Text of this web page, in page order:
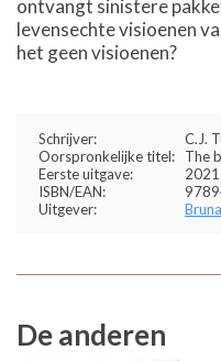
ontvangt sinistere
levensechte visioenen
het geen visioenen?
Schrijver:
C.J.
Oorspronkelijke titel:
The
Eerste uitgave:
2021
ISBN/EAN:
Uitgever:
Bruna
De anderen